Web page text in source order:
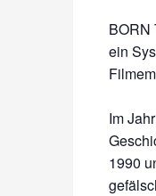
BORN
ein
Im
1990